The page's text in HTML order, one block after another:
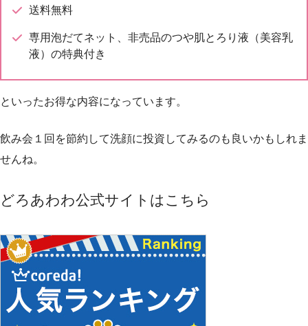
送料無料
専用泡だてネット、非売品のつや肌とろり液（美容乳
液）の特典付き
といったお得な内容になっています。
飲み会１回を節約して洗顔に投資してみるのも良いかもしれま
せんね。
どろあわわ公式サイトはこちら